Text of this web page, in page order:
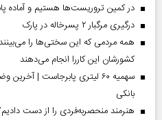
در کمین تروریست‌ها هستیم و آماده
درگیری مرگبار ۲ پسرخاله در پارک
همه مردمی که این سختی‌ها را
کشورشان این کاررا انجام می‌دهند
سهمیه ۶۰ لیتری پابرجاست |
بانکی